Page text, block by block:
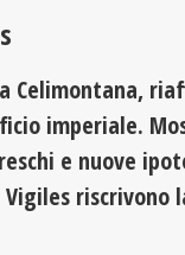
Celimontana,
imperiale.
e nuove
Vigiles riscrivono